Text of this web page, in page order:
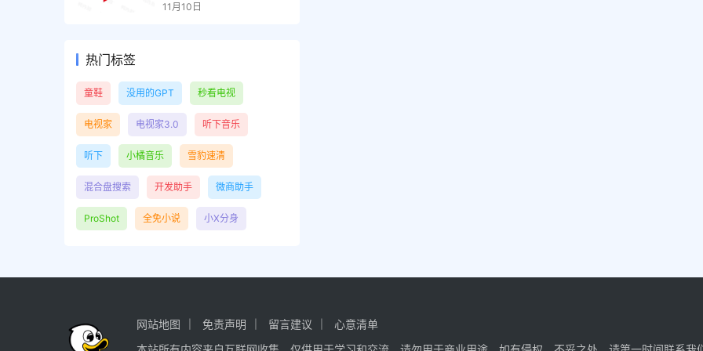
11月10日
热门标签
童鞋 没用的GPT 秒看电视
电视家 电视家3.0 听下音乐
听下 小橘音乐 雪豹速清
混合盘搜索 开发助手 微商助手
ProShot 全免小说 小X分身
网站地图 免责声明 留言建议
心意清单